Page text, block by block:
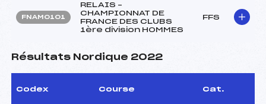
FNAM0101
RELAIS –
CHAMPIONNAT DE
FRANCE DES CLUBS
1ère division HOMMES
FFS
Résultats Nordique 2022
Codex Course Cat.